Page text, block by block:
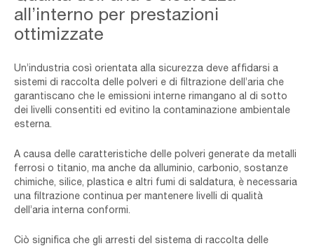
all’interno per prestazioni
ottimizzate
Un’industria così orientata alla sicurezza deve affidarsi a
sistemi di raccolta delle polveri e di filtrazione dell’aria che
garantiscano che le emissioni interne rimangano al di sotto
dei livelli consentiti ed evitino la contaminazione ambientale
esterna.
A causa delle caratteristiche delle polveri generate da metalli
ferrosi o titanio, ma anche da alluminio, carbonio, sostanze
chimiche, silice, plastica e altri fumi di saldatura, è necessaria
una filtrazione continua per mantenere livelli di qualità
dell’aria interna conformi.
Ciò significa che gli arresti del sistema di raccolta delle